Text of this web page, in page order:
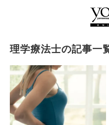
理学療法士の記事一